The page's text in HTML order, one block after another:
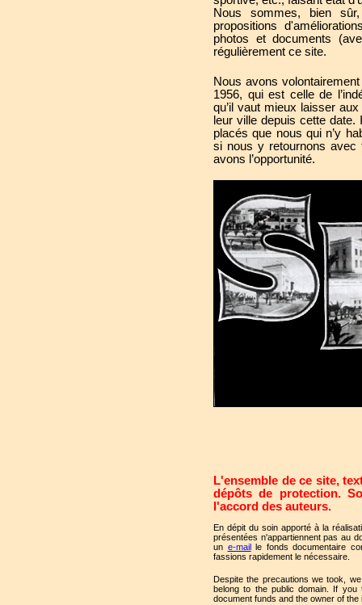
Nous sommes, bien
propositions
photos et documents
régulièrement ce site.
Nous avons
1956, qui est celle de
qu’il vaut mieux laisser
leur ville depuis cette
placés que nous qui n’y
si nous y retournons avec
avons l’opportunité.
L'ensemble de ce site,
dépôts de protection.
l'accord des auteurs.
En dépit du soin apporté à la
présentées n'appartiennent pas au
un e-maille fonds documentaire
fassions rapidement le nécessaire.
Despite the precautions we took,
belong to the public domain. If
document funds and the owner of